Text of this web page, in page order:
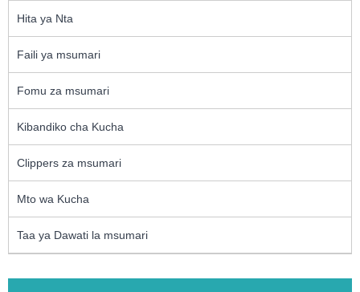
Hita ya Nta
Faili ya msumari
Fomu za msumari
Kibandiko cha Kucha
Clippers za msumari
Mto wa Kucha
Taa ya Dawati la msumari